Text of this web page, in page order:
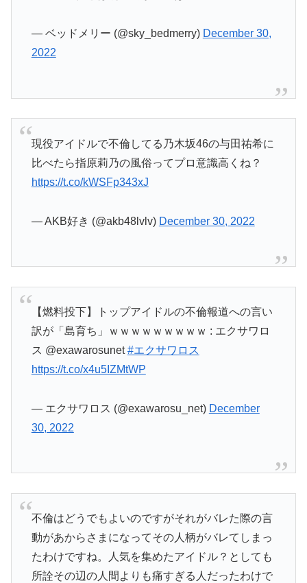
— ベッドメリー (@sky_bedmerry) December 30,
2022
現役アイドルで不倫してる乃木坂46の与田祐希に
比べたら指原莉乃の風俗ってプロ意識高くね？
https://t.co/kWSFp343xJ
— AKB好き (@akb48lvlv) December 30, 2022
【燃料投下】トップアイドルの不倫報道への言い
訳が「島育ち」ｗｗｗｗｗｗｗｗｗ : エクサワロ
ス @exawarosunet#エクサワロス
https://t.co/x4u5IZMtWP
— エクサワロス (@exawarosu_net) December
30, 2022
不倫はどうでもよいのですがそれがバレた際の言
動があからさまになってその人柄がバレてしまっ
たわけですね。人気を集めたアイドル？としても
所詮その辺の人間よりも痛すぎる人だったわけで